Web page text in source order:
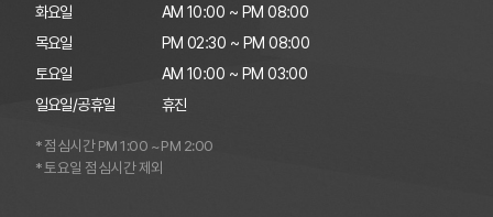
화요일
목요일
토요일
일요일/공휴일
AM 10:00 ~ PM 08:00
PM 02:30 ~ PM 08:00
AM 10:00 ~ PM 03:00
휴진
* 점심시간 PM 1:00 ~ PM 2:00
* 토요일 점심시간 제외